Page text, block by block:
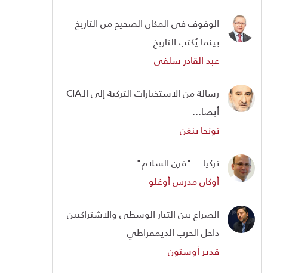
الوقوف في المكان الصحيح من التاريخ
بينما يُكتب التاريخ
عبد القادر سلفي
رسالة من الاستخبارات التركية إلى الـCIA
أيضا...
تونجا بنغن
تركيا... "قرن السلام"
أوكان مدرس أوغلو
الصراع بين التيار الوسطي والاشتراكيين
داخل الحزب الديمقراطي
قدير أوستون